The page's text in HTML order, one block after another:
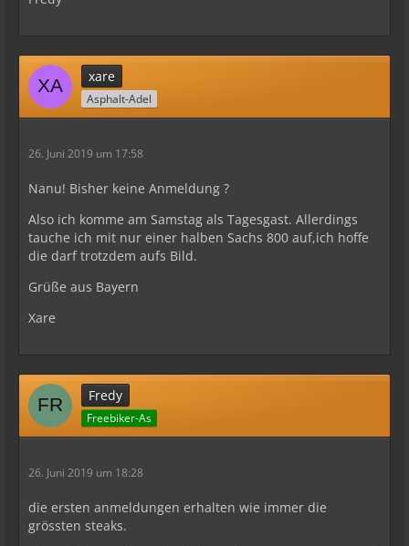
xare
Asphalt-Adel
26. Juni 2019 um 17:58
Nanu! Bisher keine Anmeldung ?
Also ich komme am Samstag als Tagesgast. Allerdings
tauche ich mit nur einer halben Sachs 800 auf,ich hoffe
die darf trotzdem aufs Bild.
Grüße aus Bayern
Xare
Fredy
Freebiker-As
26. Juni 2019 um 18:28
die ersten anmeldungen erhalten wie immer die
grössten steaks.